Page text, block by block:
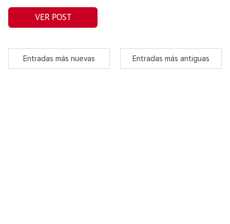
VER POST
Entradas más nuevas Entradas más antiguas